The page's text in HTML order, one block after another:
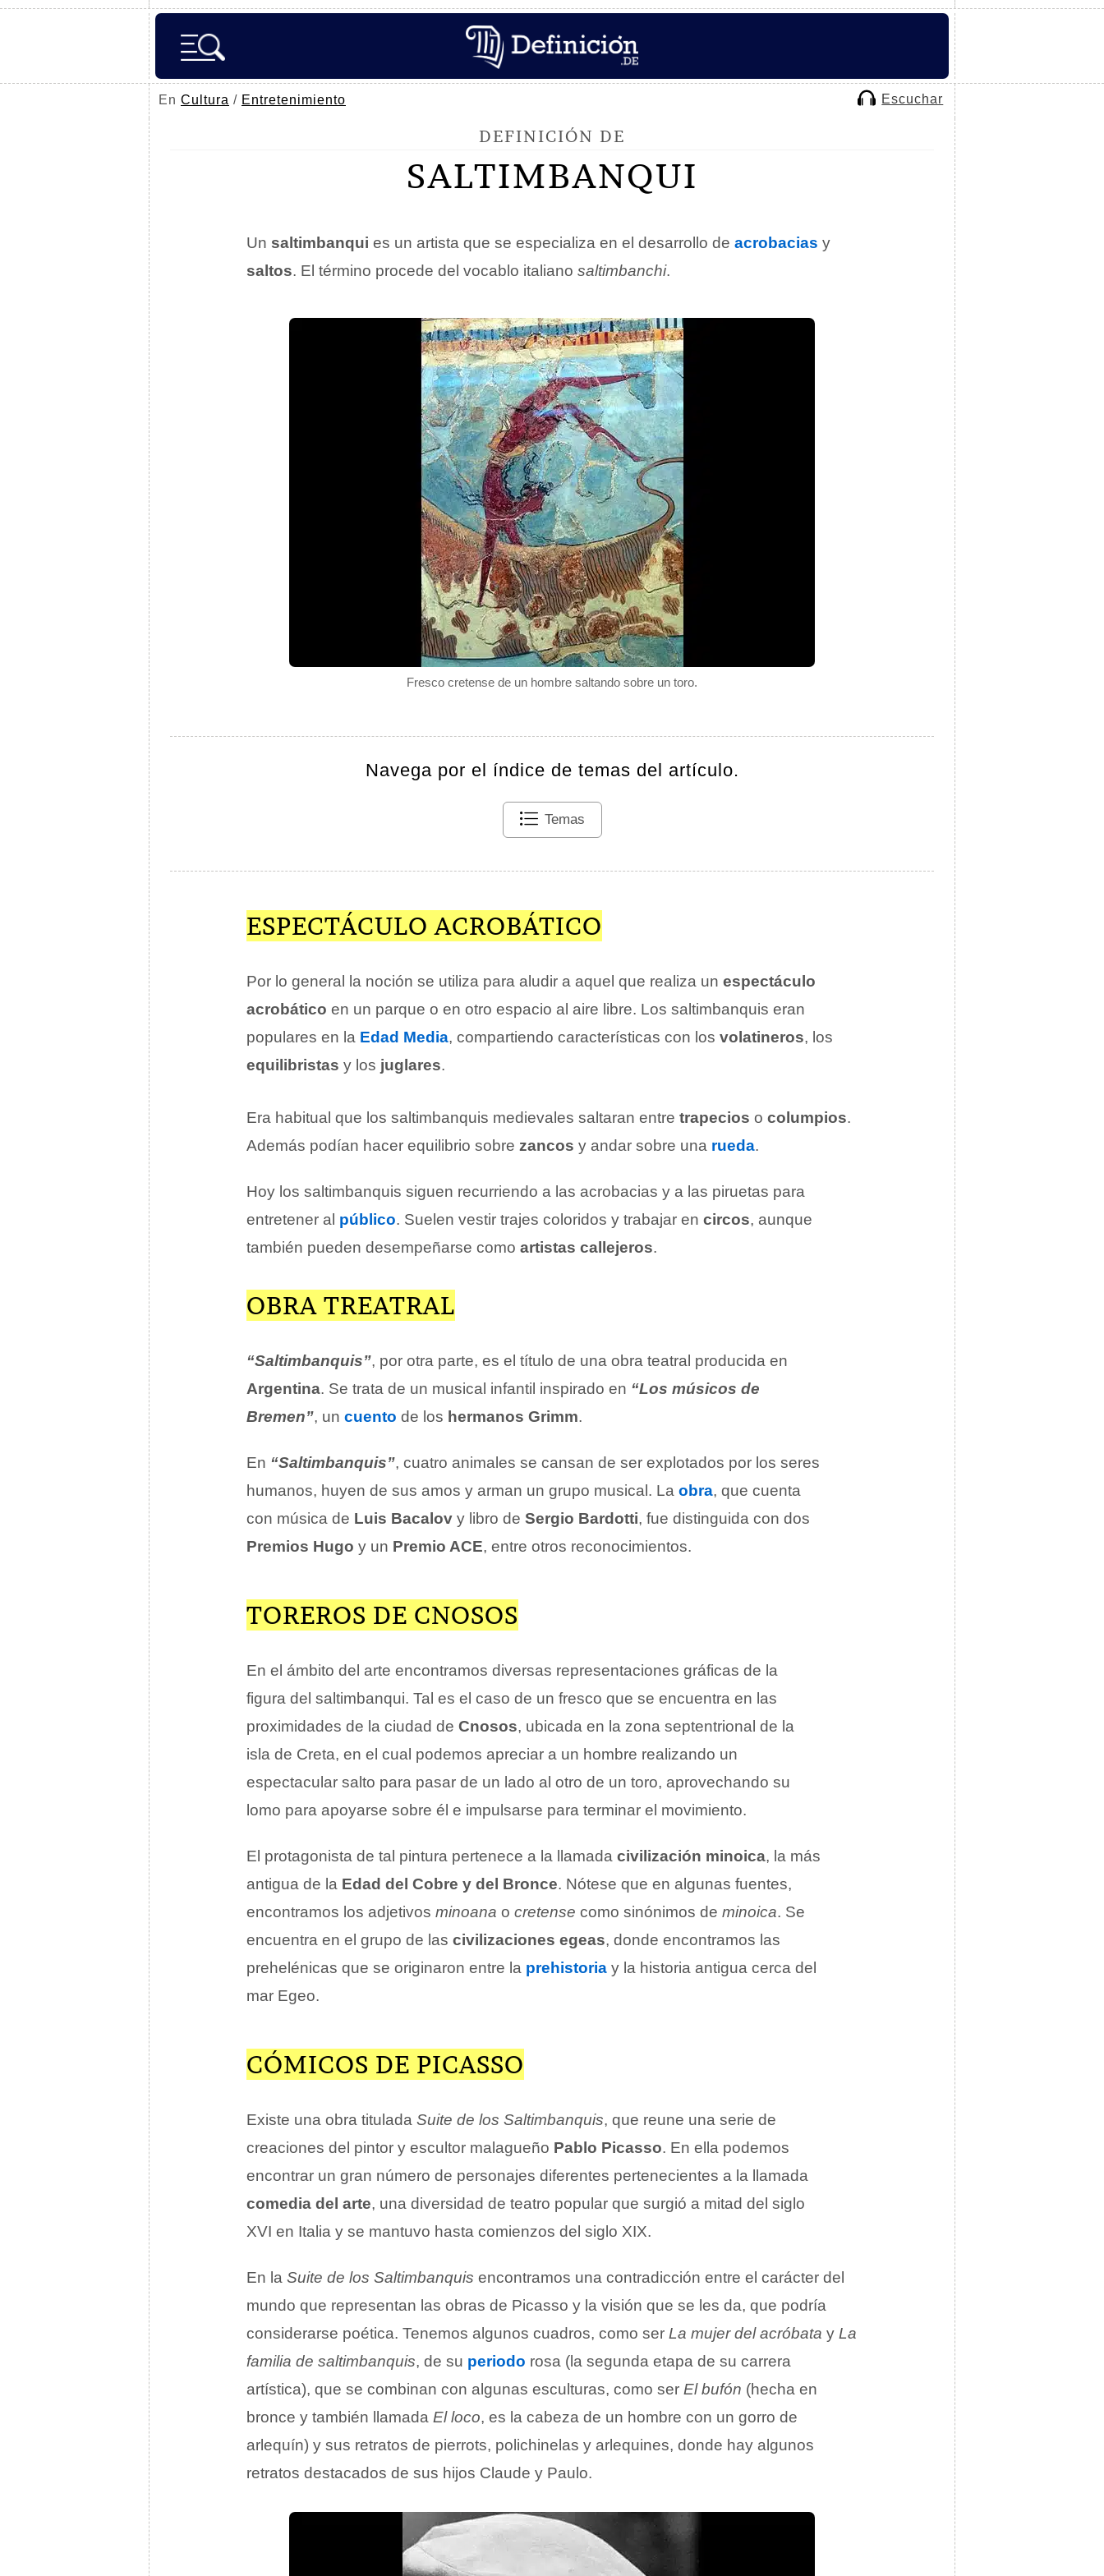
En Cultura / Entretenimiento Escuchar
DEFINICIÓN DE
SALTIMBANQUI
Fresco cretense de un hombre saltando sobre un toro.
Un saltimbanqui es un artista que se especializa en el desarrollo de acrobacias y
saltos. El término procede del vocablo italiano saltimbanchi.
Navega por el índice de temas del artículo.
Temas
ESPECTÁCULO ACROBÁTICO
Por lo general la noción se utiliza para aludir a aquel que realiza un espectáculo
acrobático en un parque o en otro espacio al aire libre. Los saltimbanquis eran
populares en la Edad Media, compartiendo características con los volatineros, los
equilibristas y los juglares.
Era habitual que los saltimbanquis medievales saltaran entre trapecios o columpios.
Además podían hacer equilibrio sobre zancos y andar sobre una rueda.
Hoy los saltimbanquis siguen recurriendo a las acrobacias y a las piruetas para
entretener al público. Suelen vestir trajes coloridos y trabajar en circos, aunque
también pueden desempeñarse como artistas callejeros.
OBRA TREATRAL
“Saltimbanquis”, por otra parte, es el título de una obra teatral producida en
Argentina. Se trata de un musical infantil inspirado en “Los músicos de
Bremen”, un cuento de los hermanos Grimm.
En “Saltimbanquis”, cuatro animales se cansan de ser explotados por los seres
humanos, huyen de sus amos y arman un grupo musical. La obra, que cuenta
con música de Luis Bacalov y libro de Sergio Bardotti, fue distinguida con dos
Premios Hugo y un Premio ACE, entre otros reconocimientos.
TOREROS DE CNOSOS
En el ámbito del arte encontramos diversas representaciones gráficas de la
figura del saltimbanqui. Tal es el caso de un fresco que se encuentra en las
proximidades de la ciudad de Cnosos, ubicada en la zona septentrional de la
isla de Creta, en el cual podemos apreciar a un hombre realizando un
espectacular salto para pasar de un lado al otro de un toro, aprovechando su
lomo para apoyarse sobre él e impulsarse para terminar el movimiento.
El protagonista de tal pintura pertenece a la llamada civilización minoica, la más
antigua de la Edad del Cobre y del Bronce. Nótese que en algunas fuentes,
encontramos los adjetivos minoana o cretense como sinónimos de minoica. Se
encuentra en el grupo de las civilizaciones egeas, donde encontramos las
prehelénicas que se originaron entre la prehistoria y la historia antigua cerca del
mar Egeo.
CÓMICOS DE PICASSO
Existe una obra titulada Suite de los Saltimbanquis, que reune una serie de
creaciones del pintor y escultor malagueño Pablo Picasso. En ella podemos
encontrar un gran número de personajes diferentes pertenecientes a la llamada
comedia del arte, una diversidad de teatro popular que surgió a mitad del siglo
XVI en Italia y se mantuvo hasta comienzos del siglo XIX.
En la Suite de los Saltimbanquis encontramos una contradicción entre el carácter del
mundo que representan las obras de Picasso y la visión que se les da, que podría
considerarse poética. Tenemos algunos cuadros, como ser La mujer del acróbata y La
familia de saltimbanquis, de su periodo rosa (la segunda etapa de su carrera
artística), que se combinan con algunas esculturas, como ser El bufón (hecha en
bronce y también llamada El loco, es la cabeza de un hombre con un gorro de
arlequín) y sus retratos de pierrots, polichinelas y arlequines, donde hay algunos
retratos destacados de sus hijos Claude y Paulo.